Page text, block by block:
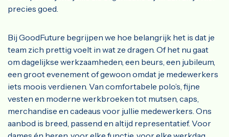
precies goed.
Bij GoodFuture begrijpen we hoe belangrijk het is dat je
team zich prettig voelt in wat ze dragen. Of het nu gaat
om dagelijkse werkzaamheden, een beurs, een jubileum,
een groot evenement of gewoon omdat je medewerkers
iets moois verdienen. Van comfortabele polo’s, fijne
vesten en moderne werkbroeken tot mutsen, caps,
merchandise en cadeaus voor jullie medewerkers. Ons
aanbod is breed, passend en altijd representatief. Voor